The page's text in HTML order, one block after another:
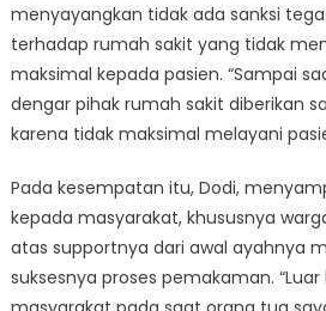
menyayangkan tidak ada sanksi
terhadap rumah sakit yang tidak
maksimal kepada pasien. “Sampai
dengar pihak rumah sakit diberikan
karena tidak maksimal melayani
Pada kesempatan itu, Dodi,
kepada masyarakat, khususnya
atas supportnya dari awal ayahnya
suksesnya proses pemakaman.